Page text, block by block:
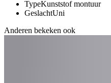
TypeKunststof montuur
GeslachtUni
Anderen bekeken ook